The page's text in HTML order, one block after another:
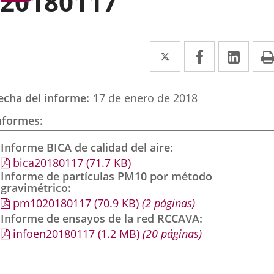
Twitter
Enlace
a
una
externa.
Facebook
Enlace
a
externa.
a
del informe 17 de enero de 2018
Informe BICA de calidad del aire
bica20180117 (71.7 KB)
Informe de partículas PM10 por método
gravimétrico
pm1020180117 (70.9 KB) (2 páginas)
Informe de ensayos de la red RCCAVA
infoen20180117 (1.2 MB) (20 páginas)